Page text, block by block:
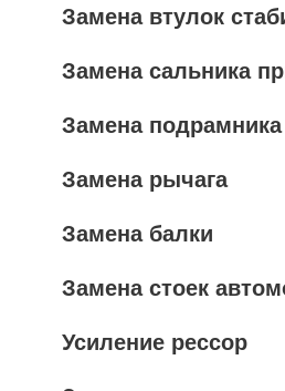
Замена втулок
Замена сальника
Замена подрамника
Замена рычага
Замена балки
Замена стоек
Усиление рессор